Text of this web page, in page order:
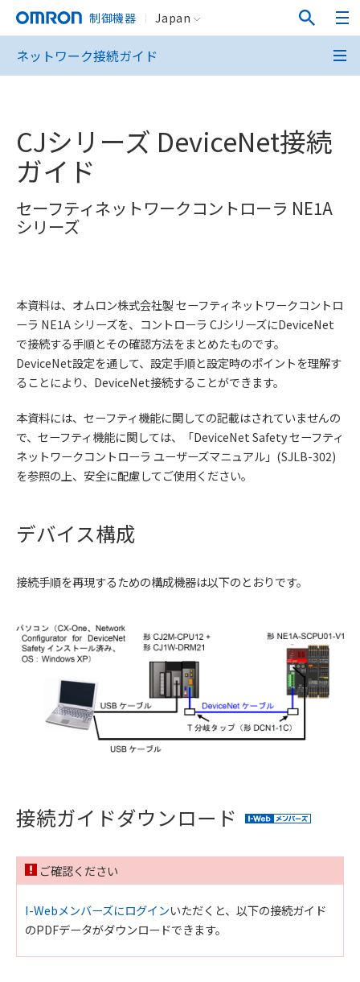
制御機器 Japan
ネットワーク接続ガイド
CJシリーズ DeviceNet接続
ガイド
セーフティネットワークコントローラ NE1A
シリーズ
本資料は、オムロン株式会社製 セーフティネットワークコントロ
ーラ NE1A シリーズを、コントローラ CJシリーズにDeviceNet
で接続する手順とその確認方法をまとめたものです。
DeviceNet設定を通して、設定手順と設定時のポイントを理解す
ることにより、DeviceNet接続することができます。
本資料には、セーフティ機能に関しての記載はされていませんの
で、セーフティ機能に関しては、「DeviceNet Safety セーフティ
ネットワークコントローラ ユーザーズマニュアル」(SJLB-302)
を参照の上、安全に配慮してご使用ください。
デバイス構成
接続手順を再現するための構成機器は以下のとおりです。
接続ガイドダウンロード
ご確認ください
I-Webメンバーズにログインいただくと、以下の接続ガイド
のPDFデータがダウンロードできます。